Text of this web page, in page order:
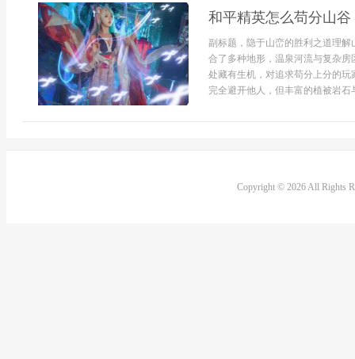
和平精英怎么苟分山
副标题，隐于山峦的胜利之道理
合了多种地形，温泉河流与复杂
处藏有生机，对追求苟分上分的
完全避开他人，但丰富的植被岩
Copyright © 2026 All Rights